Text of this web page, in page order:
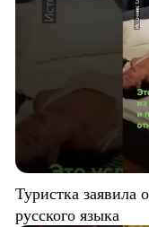
Туристка заявила
русского языка